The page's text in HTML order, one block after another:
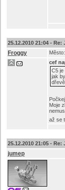
25.12.2010 21:04 - Re:
Froggy Město:
cef
C5 je
jak
Moje
až se
25.12.2010 21:05 - Re:
jumep